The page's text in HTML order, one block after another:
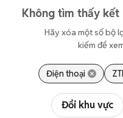
Không tìm thấy kết
Hãy xóa một số bộ
kiếm để
Điện thoại
Đổi khu vực